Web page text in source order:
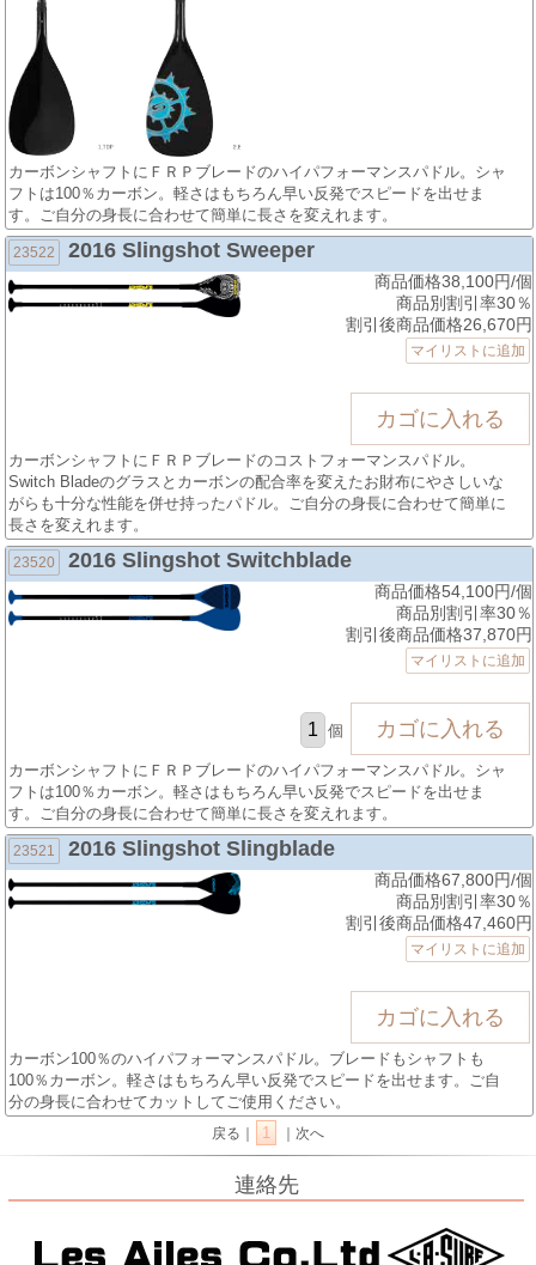
カーボンシャフトにＦＲＰブレードのハイパフォーマンスパドル。シャ
フトは100％カーボン。軽さはもちろん早い反発でスピードを出せま
す。ご自分の身長に合わせて簡単に長さを変えれます。
23522 2016 Slingshot Sweeper
商品価格38,100円/個
商品別割引率30％
割引後商品価格26,670円
マイリストに追加
カーボンシャフトにＦＲＰブレードのコストフォーマンスパドル。
Switch Bladeのグラスとカーボンの配合率を変えたお財布にやさしいな
がらも十分な性能を併せ持ったパドル。ご自分の身長に合わせて簡単に
長さを変えれます。
23520 2016 Slingshot Switchblade
商品価格54,100円/個
商品別割引率30％
割引後商品価格37,870円
マイリストに追加
個
カーボンシャフトにＦＲＰブレードのハイパフォーマンスパドル。シャ
フトは100％カーボン。軽さはもちろん早い反発でスピードを出せま
す。ご自分の身長に合わせて簡単に長さを変えれます。
23521 2016 Slingshot Slingblade
商品価格67,800円/個
商品別割引率30％
割引後商品価格47,460円
マイリストに追加
カーボン100％のハイパフォーマンスパドル。ブレードもシャフトも
100％カーボン。軽さはもちろん早い反発でスピードを出せます。ご自
分の身長に合わせてカットしてご使用ください。
戻る｜ 1 ｜次へ
連絡先